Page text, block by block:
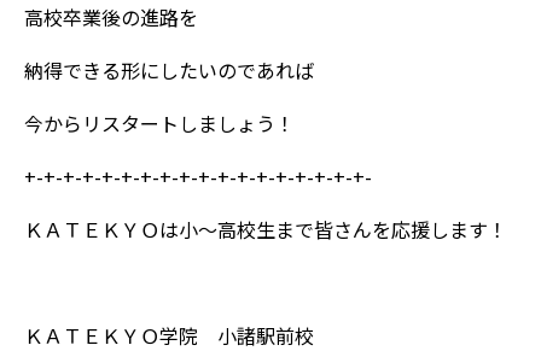
高校卒業後の進路を
納得できる形にしたいのであれば
今からリスタートしましょう！
+-+-+-+-+-+-+-+-+-+-+-+-+-+-+-+-+-+-
ＫＡＴＥＫＹＯは小～高校生まで皆さんを応援します！
ＫＡＴＥＫＹＯ学院 小諸駅前校